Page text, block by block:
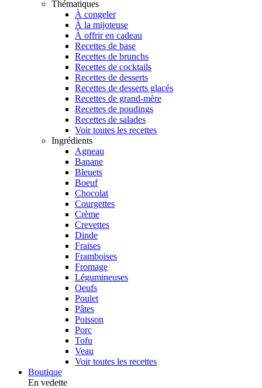
Thématiques
À congeler
À la mijoteuse
À offrir en cadeau
Recettes de base
Recettes de brunchs
Recettes de cocktails
Recettes de desserts
Recettes de desserts glacés
Recettes de grand-mère
Recettes de poudings
Recettes de salades
Voir toutes les recettes
Ingrédients
Agneau
Banane
Bleuets
Boeuf
Chocolat
Courgettes
Crème
Crevettes
Dinde
Fraises
Framboises
Fromage
Légumineuses
Oeufs
Poulet
Pâtes
Poisson
Porc
Tofu
Veau
Voir toutes les recettes
Boutique
En vedette